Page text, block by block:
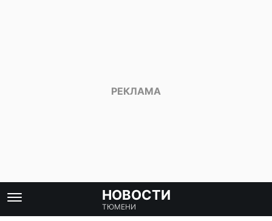
НОВОСТИ
ТЮМЕНИ